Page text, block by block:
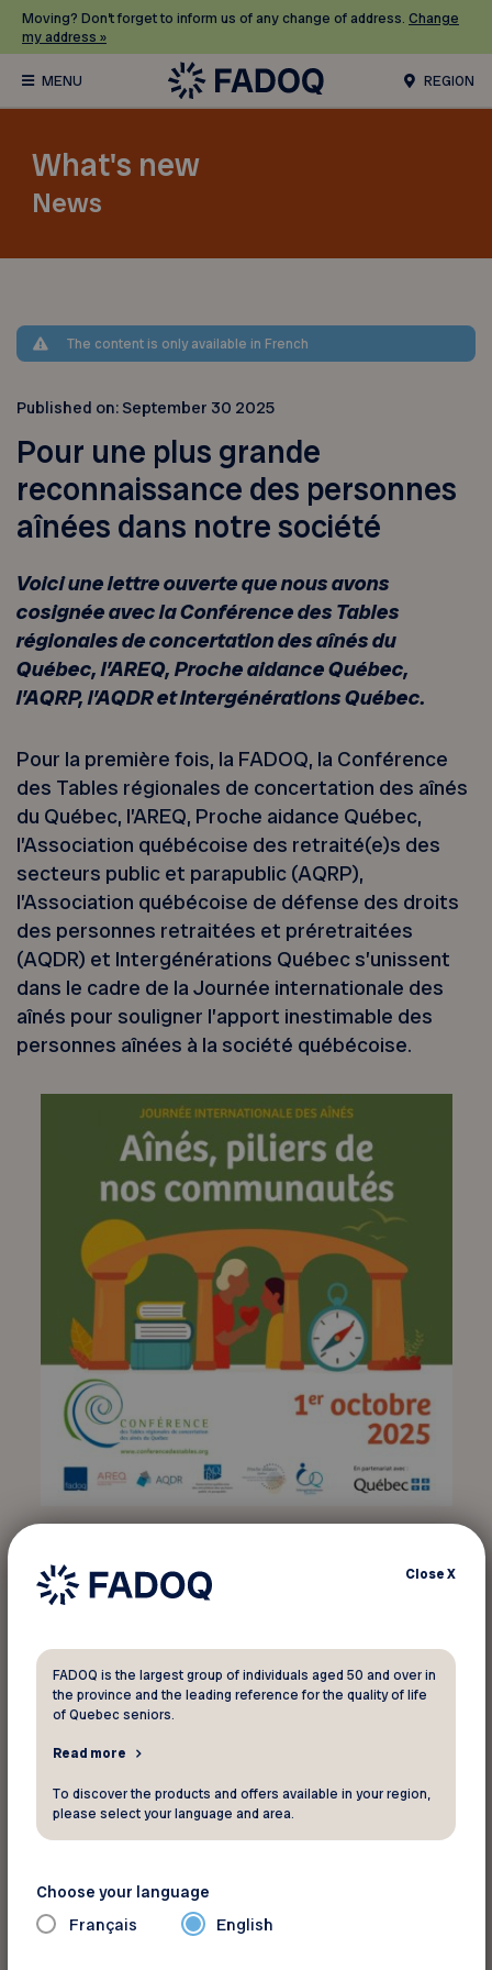
Moving? Don’t forget to inform us of any change of address. Change
my address »
REGION
What's new
News
The content is only available in French
Published on: September 30 2025
Pour une plus grande
reconnaissance des personnes
aînées dans notre société
Voici une lettre ouverte que nous avons
cosignée avec la Conférence des Tables
régionales de concertation des aînés du
Québec, l’AREQ, Proche aidance Québec,
l’AQRP, l’AQDR et Intergénérations Québec.
Pour la première fois, la FADOQ, la Conférence
des Tables régionales de concertation des aînés
du Québec, l’AREQ, Proche aidance Québec,
l’Association québécoise des retraité(e)s des
secteurs public et parapublic (AQRP),
l’Association québécoise de défense des droits
des personnes retraitées et préretraitées
(AQDR) et Intergénérations Québec s’unissent
dans le cadre de la Journée internationale des
aînés pour souligner l’apport inestimable des
personnes aînées à la société québécoise.
La Journée internationale des aînés (JIA) du 1
octobre est une occasion incontournable pour
reconnaître l’apport des personnes aînées à nos
s’allient dans le cadre de la JIA pour soutenir
qu’une plus grande reconnaissance du rôle des
personnes aînées dans la société québécoise
« Aînés, piliers de nos communautés »
Notre message s’articule autour du thème «
Aînés, piliers de nos communautés ». Il propose
CloseX
FADOQ is the largest group of individuals aged 50 and over in
the province and the leading reference for the quality of life
of Quebec seniors.
Read more
To discover the products and offers available in your region,
please select your language and area.
Choose your language
Français English